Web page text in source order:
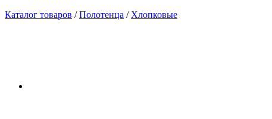
Каталог товаров / Полотенца / Хлопковые